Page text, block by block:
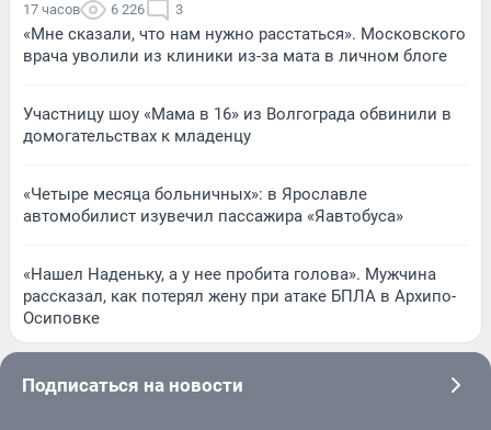
17 часов 6 226 3
«Мне сказали, что нам нужно расстаться». Московского
врача уволили из клиники из-за мата в личном блоге
Участницу шоу «Мама в 16» из Волгограда обвинили в
домогательствах к младенцу
«Четыре месяца больничных»: в Ярославле
автомобилист изувечил пассажира «Яавтобуса»
«Нашел Наденьку, а у нее пробита голова». Мужчина
рассказал, как потерял жену при атаке БПЛА в Архипо-
Осиповке
Подписаться на новости